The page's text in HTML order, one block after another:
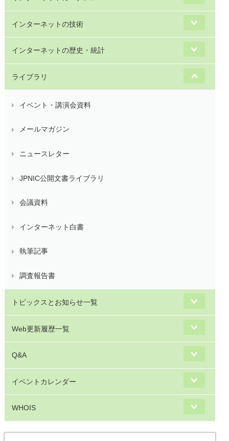
インターネットの技術
インターネットの歴史・統計
ライブラリ
イベント・講演会資料
メールマガジン
ニュースレター
JPNIC公開文書ライブラリ
会議資料
インターネット白書
執筆記事
調査報告書
トピックスとお知らせ一覧
Web更新履歴一覧
Q&A
イベントカレンダー
WHOIS